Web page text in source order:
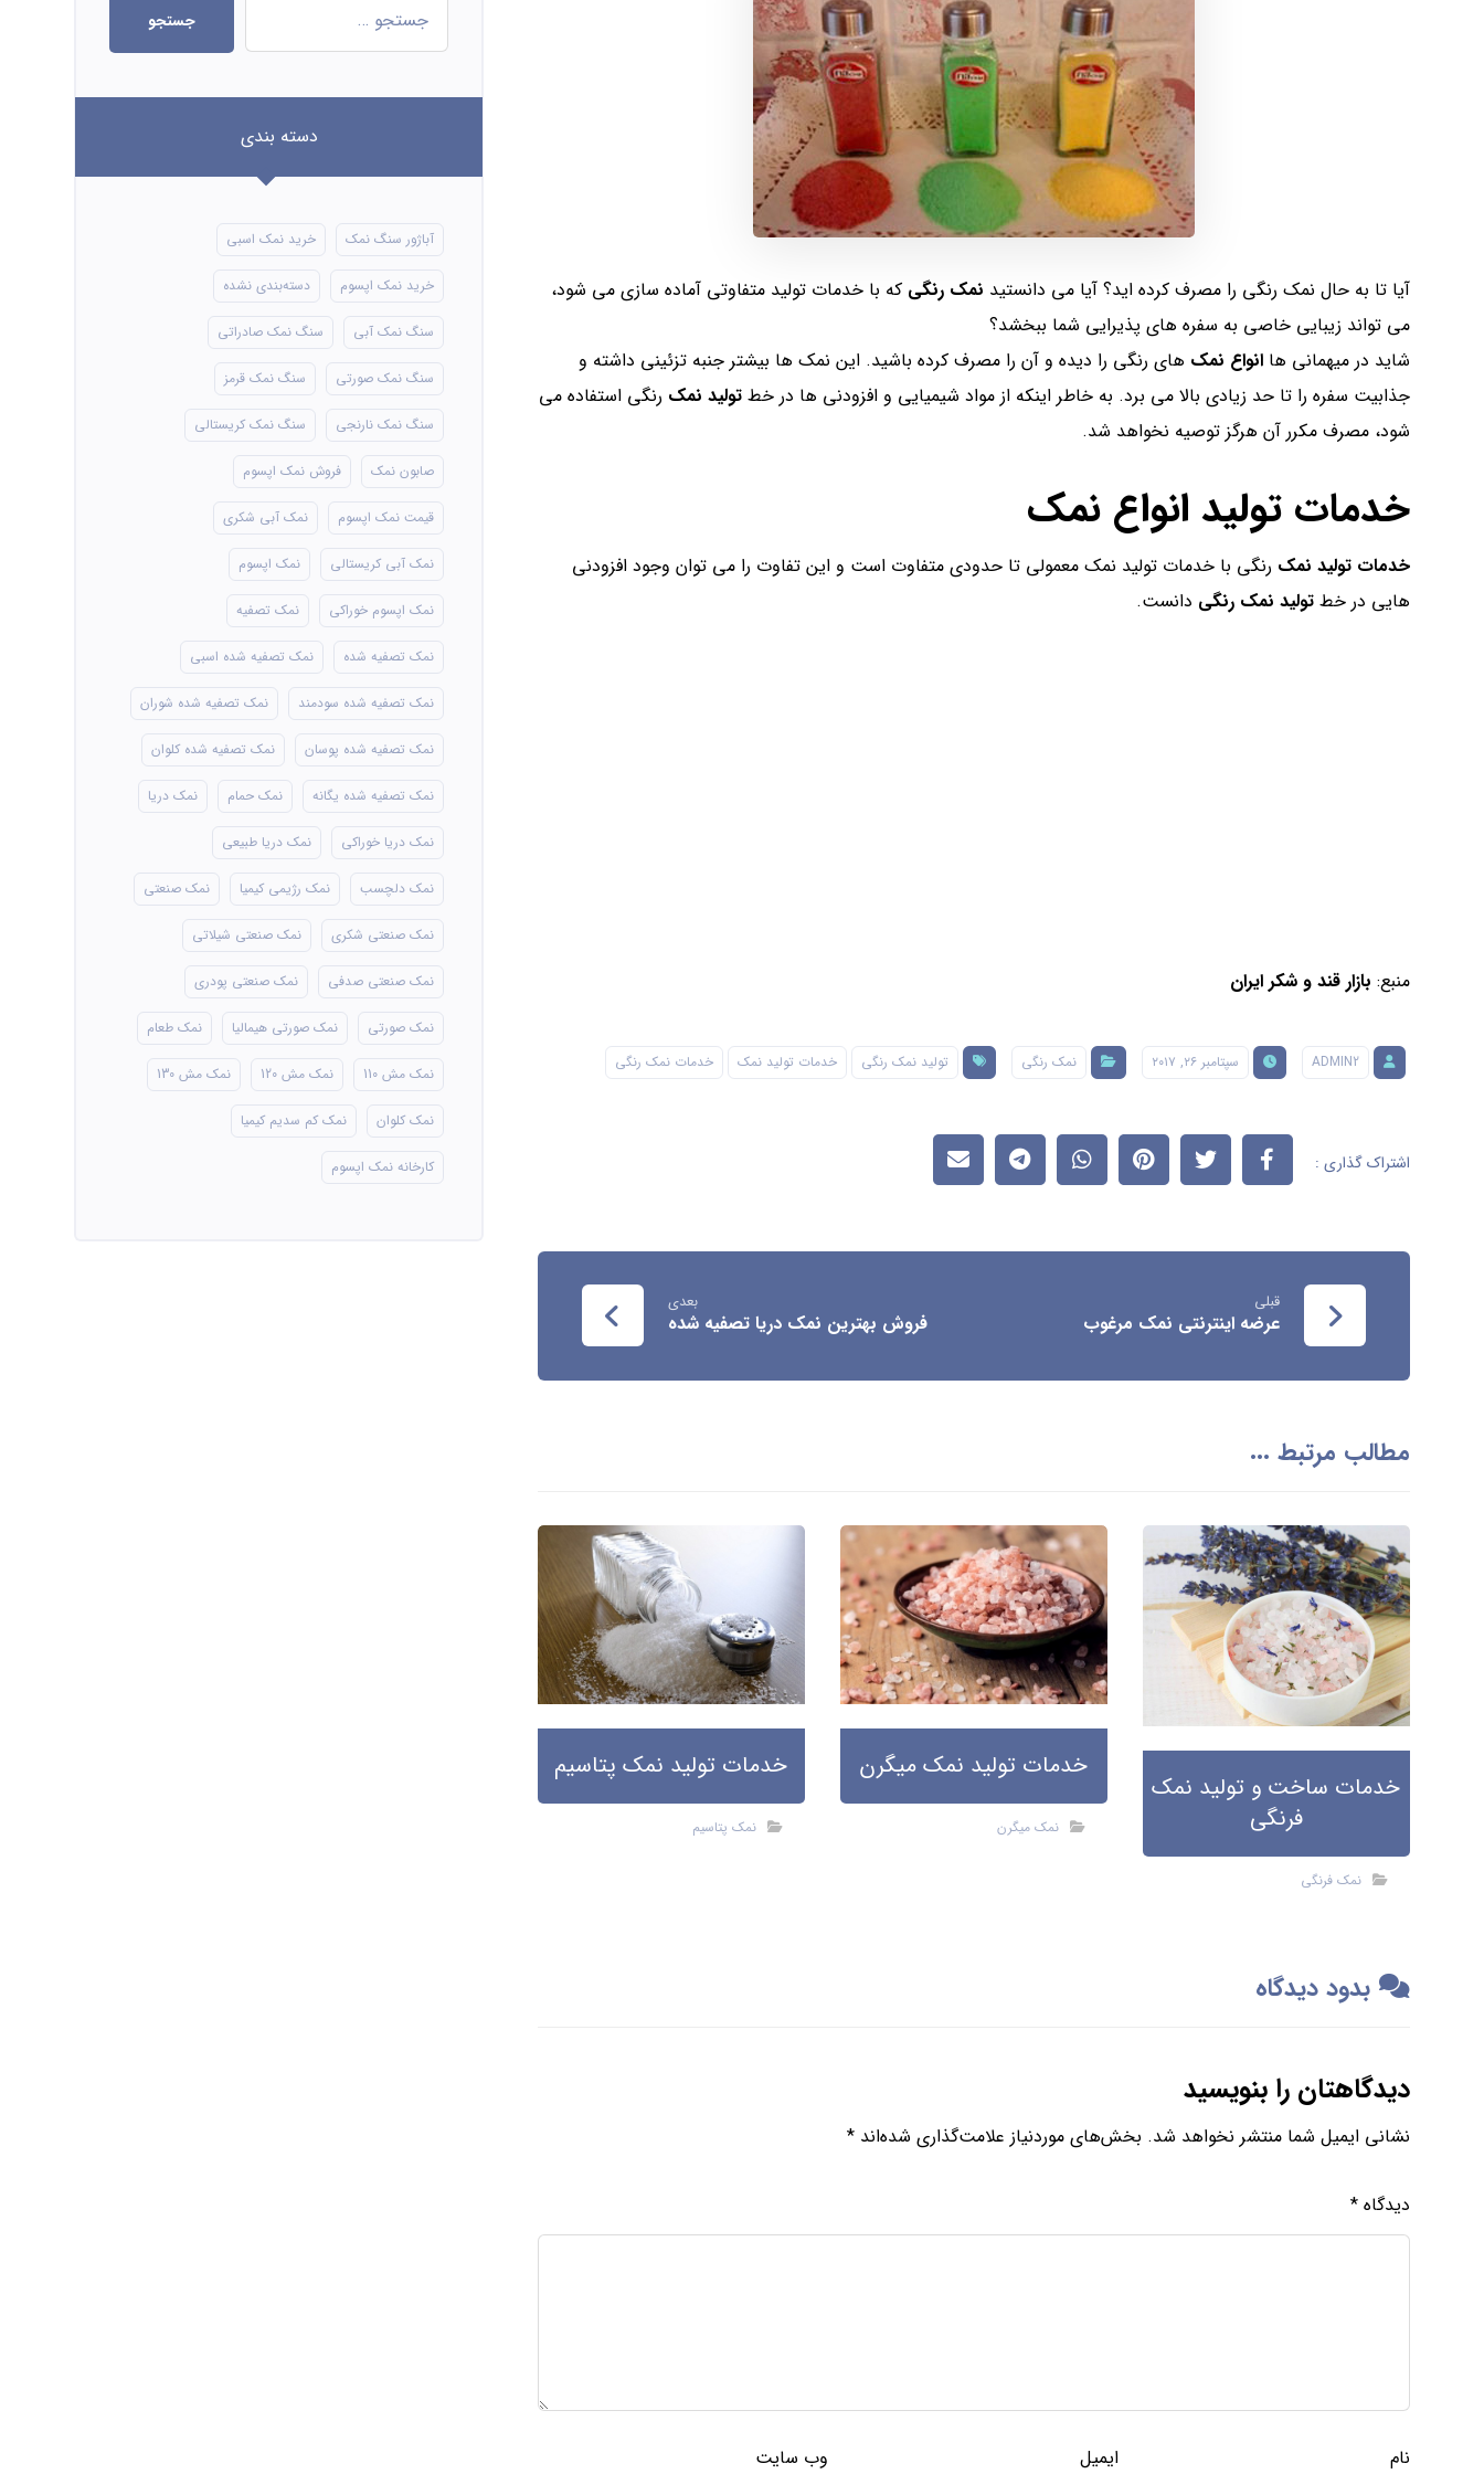
آیا تا به حال نمک رنگی را مصرف کرده اید؟ آیا می دانستید نمک رنگی که با خدمات تولید متفاوتی آماده سازی می شود،
می تواند زیبایی خاصی به سفره های پذیرایی شما ببخشد؟
شاید در میهمانی هاانواع نمک های رنگی را دیده و آن را مصرف کرده باشید. این نمک ها بیشتر جنبه تزئینی داشته و
جذابیت سفره را تا حد زیادی بالا می برد. به خاطر اینکه از مواد شیمیایی و افزودنی ها در خطتولید نمک رنگی استفاده می
شود، مصرف مکرر آن هرگز توصیه نخواهد شد.
خدمات تولید انواع نمک
خدمات تولید نمک رنگی با خدمات تولید نمک معمولی تا حدودی متفاوت است و این تفاوت را می توان وجود افزودنی
هایی در خطتولید نمک رنگی دانست.
منبع: بازار قند و شکر ایران
ADMIN2 سپتامبر ۲۶, ۲۰۱۷ نمک رنگی تولید نمک رنگی خدمات تولید نمک خدمات نمک رنگی
قبلی
عرضه اینترنتی نمک مرغوب
بعدی
فروش بهترین نمک دریا تصفیه شده
مطالب مرتبط ...
خدمات ساخت و تولید نمک
فرنگی
نمک فرنگی
خدمات تولید نمک میگرن
نمک میگرن
خدمات تولید نمک پتاسیم
نمک پتاسیم
بدود دیدگاه
دیدگاهتان را بنویسید
نشانی ایمیل شما منتشر نخواهد شد. بخش‌های موردنیاز علامت‌گذاری شده‌اند*
دیدگاه*
نام ایمیل وب‌ سایت
جستجو
دسته بندی
آباژور سنگ نمک خرید نمک اسبی
خرید نمک اپسوم دسته‌بندی نشده
سنگ نمک آبی سنگ نمک صادراتی
سنگ نمک صورتی سنگ نمک قرمز
سنگ نمک نارنجی سنگ نمک کریستالی
صابون نمک فروش نمک اپسوم
قیمت نمک اپسوم نمک آبی شکری
نمک آبی کریستالی نمک اپسوم
نمک اپسوم خوراکی نمک تصفیه
نمک تصفیه شده نمک تصفیه شده اسبی
نمک تصفیه شده سودمند نمک تصفیه شده شوران
نمک تصفیه شده پوسان نمک تصفیه شده کلوان
نمک تصفیه شده یگانه نمک حمام نمک دریا
نمک دریا خوراکی نمک دریا طبیعی
نمک دلچسب نمک رژیمی کیمیا نمک صنعتی
نمک صنعتی شکری نمک صنعتی شیلاتی
نمک صنعتی صدفی نمک صنعتی پودری
نمک صورتی نمک صورتی هیمالیا نمک طعام
نمک مش 110 نمک مش 120 نمک مش 130
نمک کلوان نمک کم سدیم کیمیا
کارخانه نمک اپسوم